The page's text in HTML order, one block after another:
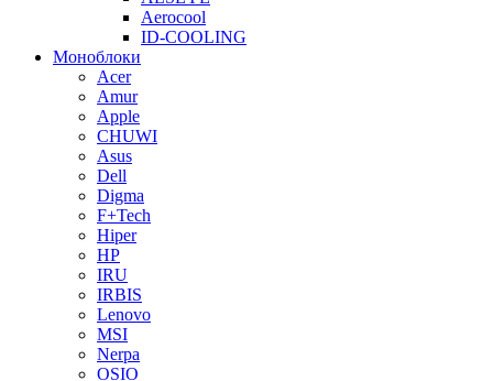
Aerocool
ID-COOLING
Моноблоки
Acer
Amur
Apple
CHUWI
Asus
Dell
Digma
F+Tech
Hiper
HP
IRU
IRBIS
Lenovo
MSI
Nerpa
OSIO